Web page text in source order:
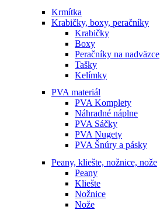
Krmítka
Krabičky, boxy, peračníky
Krabičky
Boxy
Peračníky na nadväzce
Tašky
Kelímky
PVA materiál
PVA Komplety
Náhradné náplne
PVA Sáčky
PVA Nugety
PVA Šnúry a pásky
Peany, kliešte, nožnice, nože
Peany
Kliešte
Nožnice
Nože